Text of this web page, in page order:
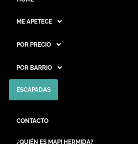
ME APETECE
POR PRECIO
POR BARRIO
ESCAPADAS
CONTACTO
¿QUIÉN ES MAPI HERMIDA?